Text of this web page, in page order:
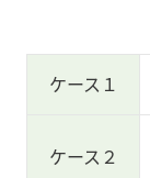
ケース１
ケース２